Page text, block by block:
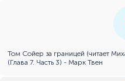
Том Сойер за границей (читает
(Глава 7. Часть 3) - Марк Твен